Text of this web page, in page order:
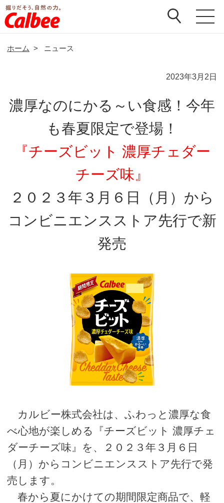
ホーム > ニュース
2023年3月2日
濃厚なのにかる～い食感！今年
も春夏限定で登場！
『チーズビット 濃厚チェダー
チーズ味』
２０２３年３月６日（月）から
コンビニエンスストア先行で新
発売
カルビー株式会社は、ふわっと濃厚な食
べ心地が楽しめる『チーズビット 濃厚チェ
ダーチーズ味』を、２０２３年３月６日
（月）からコンビニエンスストア先行で発
売します。
春から夏にかけての期間限定商品で、軽